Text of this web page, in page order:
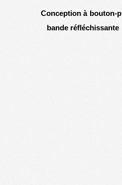
Conception à bouton-
bande